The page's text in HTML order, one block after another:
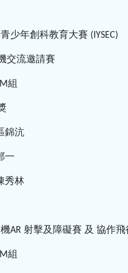
少年創科教育大賽 (IYSEC)
交流邀請賽
組
錦沆
一
秀林
AR 射擊及障礙賽 及 協作飛
組